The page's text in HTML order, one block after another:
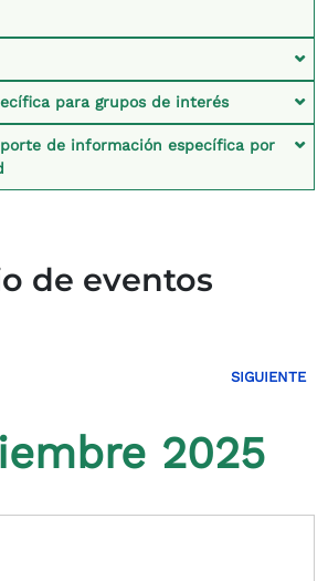
para grupos de interés
de información específica por
de eventos
SIGUIENTE
2025